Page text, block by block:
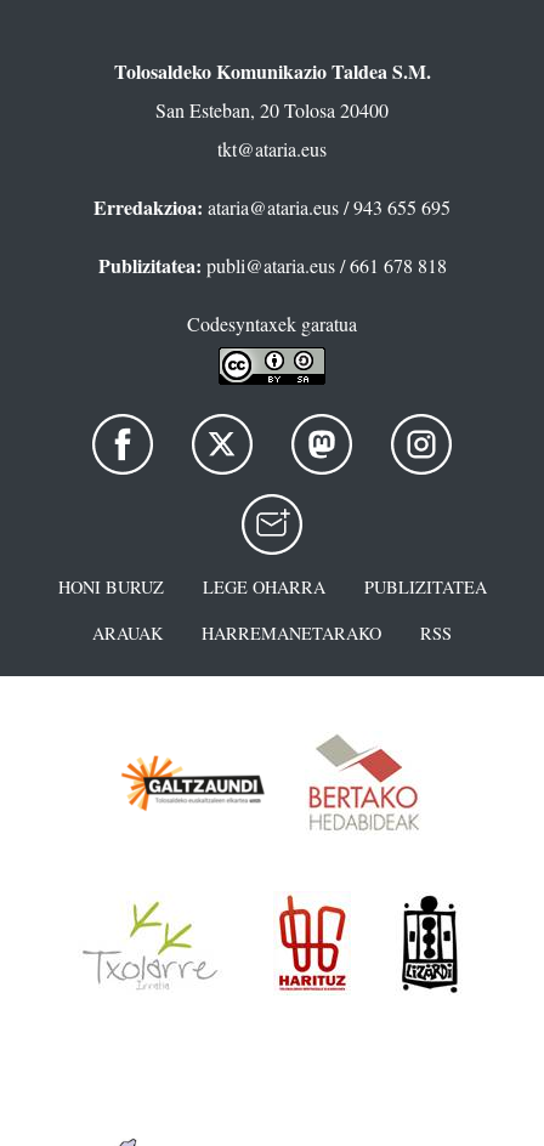
Tolosaldeko Komunikazio Taldea S.M.
San Esteban, 20 Tolosa 20400
tkt@ataria.eus
Erredakzioa: ataria@ataria.eus/ 943 655 695
Publizitatea: publi@ataria.eus/ 661 678 818
Codesyntaxek garatua
HONI BURUZ LEGE OHARRA
PUBLIZITATEA
ARAUAK
HARREMANETARAKO RSS